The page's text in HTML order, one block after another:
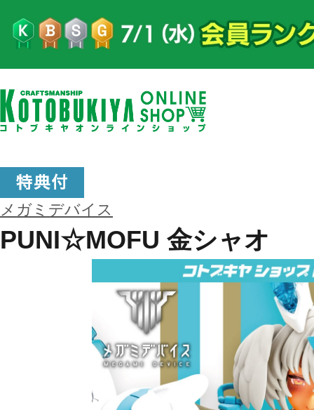
メガミデバイス
PUNI☆MOFU 金シャオ